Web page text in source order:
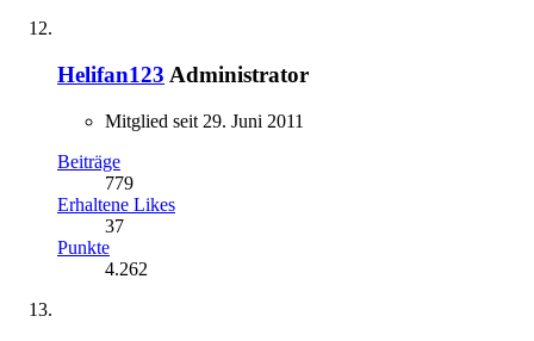
Helifan123 Administrator
Mitglied seit 29. Juni 2011
Beiträge
779
Erhaltene Likes
37
Punkte
4.262